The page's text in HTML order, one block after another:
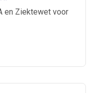
en Ziektewet voor